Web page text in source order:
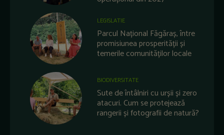
LEGISLATIE
Parcul Național Făgăraș, între
promisiunea prosperității și
temerile comunităților locale
BIODIVERSITATE
Sute de întâlniri cu urșii și zero
atacuri. Cum se protejează
rangerii și fotografii de natură?